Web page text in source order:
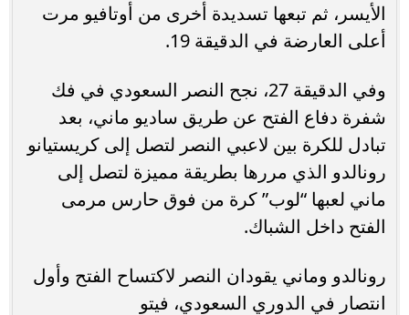
الأيسر، ثم تبعها تسديدة أخرى من أوتافيو مرت
أعلى العارضة في الدقيقة 19.
وفي الدقيقة 27، نجح النصر السعودي في فك
شفرة دفاع الفتح عن طريق ساديو ماني، بعد
تبادل للكرة بين لاعبي النصر لتصل إلى كريستيانو
رونالدو الذي مررها بطريقة مميزة لتصل إلى
ماني لعبها “لوب” كرة من فوق حارس مرمى
الفتح داخل الشباك.
رونالدو وماني يقودان النصر لاكتساح الفتح وأول
انتصار في الدوري السعودي، فيتو